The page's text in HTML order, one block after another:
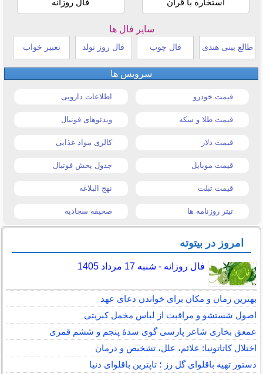
استخاره با قرآن فال روزانه
سایر فال ها
طالع بینی هندی فال چوب فال روز تولد تعبیر خواب
سرویس ها
قیمت خودرو اطلاعات دارویی
قیمت طلا و سکه ویدئوهای فوتبال
قیمت دلار کالری مواد غذایی
قیمت موبایل جدول پخش فوتبال
قیمت تبلت نهج البلاغه
تیتر روزنامه ها صحیفه سجادیه
امروز در بیتوته
فال روزانه - شنبه 17 مرداد 1405
بهترین زمان و مکان برای خواندن دعای عهد
اصول شستشو و مراقبت از لباس مخمل کبریتی
عمعق بخاری شاعر پارسی گوی سدهٔ پنجم و ششم قمری
اختلال کاتاتونیا: علائم، علل، تشخیص و درمان
دستور تهیه باقلوای گل رز ؛ تاپترین باقلوای دنیا